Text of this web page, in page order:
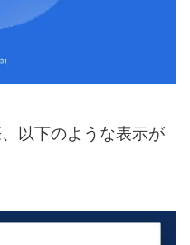
以下のような表示が